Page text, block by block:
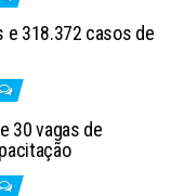
e 318.372 casos de
30 vagas de